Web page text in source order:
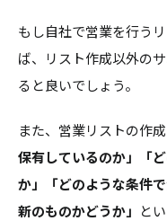
もし自社で営業を行う
ば、リスト作成以外の
ると良いでしょう。
また、営業リストの作成
保有しているのか」「
か」「どのような条件
新のものかどうか」 と